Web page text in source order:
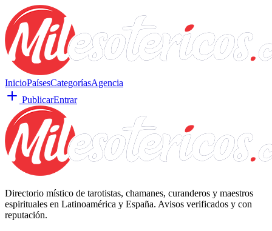
InicioPaísesCategoríasAgencia
PublicarEntrar
Directorio místico de tarotistas, chamanes, curanderos y maestros
espirituales en Latinoamérica y España. Avisos verificados y con
reputación.